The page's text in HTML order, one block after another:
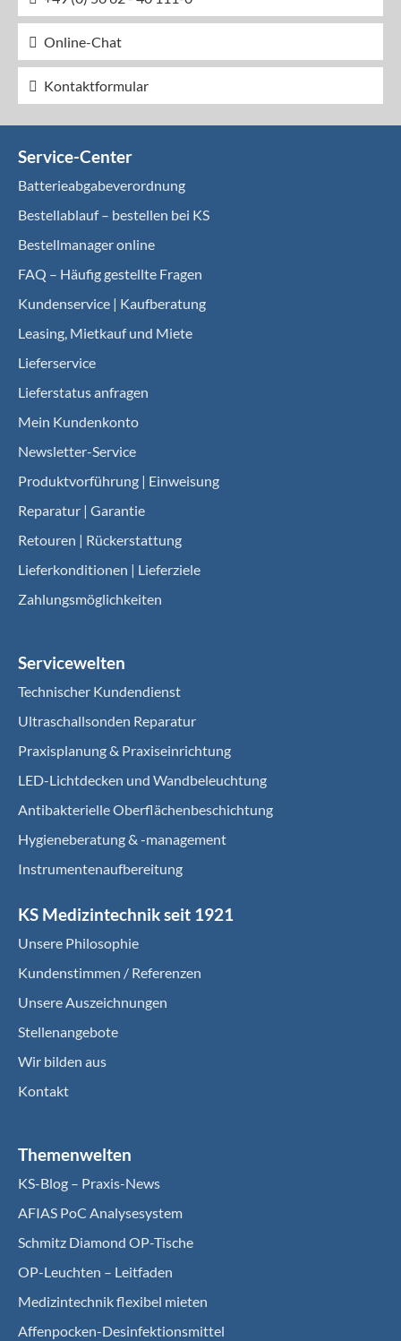
Online-Chat
Kontaktformular
Service-Center
Batterieabgabeverordnung
Bestellablauf – bestellen bei KS
Bestellmanager online
FAQ – Häufig gestellte Fragen
Kundenservice | Kaufberatung
Leasing, Mietkauf und Miete
Lieferservice
Lieferstatus anfragen
Mein Kundenkonto
Newsletter-Service
Produktvorführung | Einweisung
Reparatur | Garantie
Retouren | Rückerstattung
Lieferkonditionen | Lieferziele
Zahlungsmöglichkeiten
Servicewelten
Technischer Kundendienst
Ultraschallsonden Reparatur
Praxisplanung & Praxiseinrichtung
LED-Lichtdecken und Wandbeleuchtung
Antibakterielle Oberflächenbeschichtung
Hygieneberatung & -management
Instrumentenaufbereitung
KS Medizintechnik seit 1921
Unsere Philosophie
Kundenstimmen / Referenzen
Unsere Auszeichnungen
Stellenangebote
Wir bilden aus
Kontakt
Themenwelten
KS-Blog – Praxis-News
AFIAS PoC Analysesystem
Schmitz Diamond OP-Tische
OP-Leuchten – Leitfaden
Medizintechnik flexibel mieten
Affenpocken-Desinfektionsmittel